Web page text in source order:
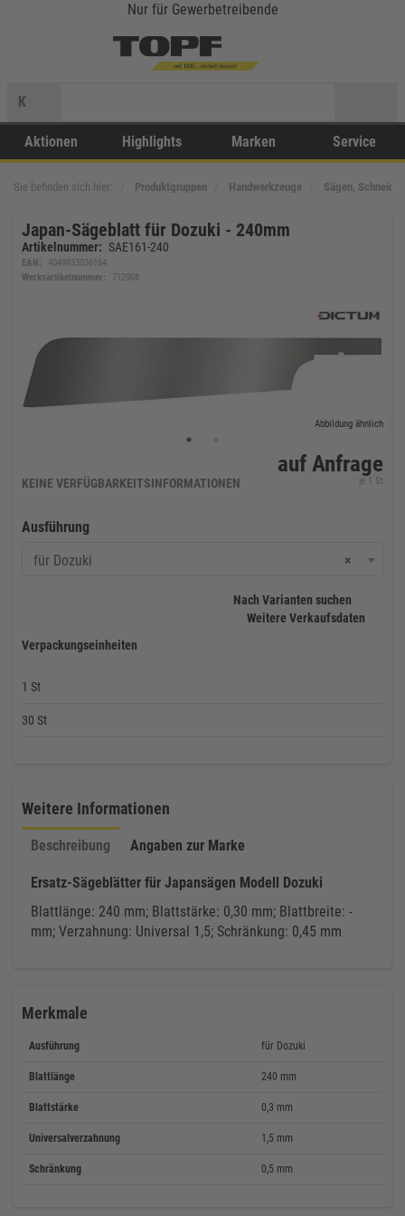
Nur für Gewerbetreibende
K
Aktionen Highlights Marken Service
Sie befinden sich hier: Produktgruppen Handwerkzeuge Sägen,
Japan-Sägeblatt für Dozuki - 240mm
Artikelnummer: SAE161-240
EAN:
4049933036164
Werksartikelnummer:
712908
Abbildung ähnlich
auf Anfrage
KEINE VERFÜGBARKEITSINFORMATIONEN je 1 St
Ausführung
×
für Dozuki
Nach Varianten suchen
Weitere Verkaufsdaten
Verpackungseinheiten
1 St
30 St
Weitere Informationen
Beschreibung Angaben zur Marke
Ersatz-Sägeblätter für Japansägen Modell Dozuki
Blattlänge: 240 mm; Blattstärke: 0,30 mm; Blattbreite: -
mm; Verzahnung: Universal 1,5; Schränkung: 0,45 mm
Merkmale
Ausführung für Dozuki
Blattlänge 240 mm
Blattstärke 0,3 mm
Universalverzahnung 1,5 mm
Schränkung 0,5 mm